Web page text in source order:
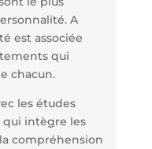
A
est associée
qui
chacun.
les études
intègre les
compréhension